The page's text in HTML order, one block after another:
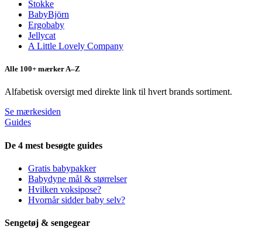
Stokke
BabyBjörn
Ergobaby
Jellycat
A Little Lovely Company
Alle 100+ mærker A–Z
Alfabetisk oversigt med direkte link til hvert brands sortiment.
Se mærkesiden
Guides
De 4 mest besøgte guides
Gratis babypakker
Babydyne mål & størrelser
Hvilken voksipose?
Hvornår sidder baby selv?
Sengetøj & sengegear